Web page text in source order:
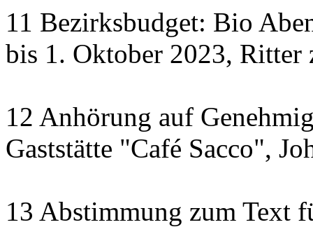
11 Bezirksbudget: Bio
bis 1. Oktober 2023, Ritter
12 Anhörung auf
Gaststätte "Café Sacco",
13 Abstimmung zum Text